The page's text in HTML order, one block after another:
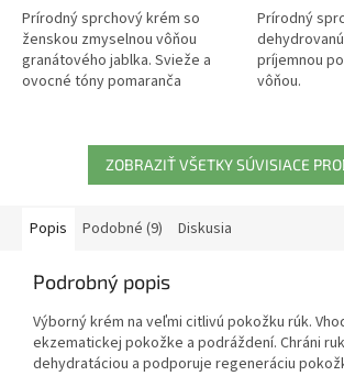
Prírodný sprchový krém so
ženskou zmyselnou vôňou
granátového jablka. Svieže a
ovocné tóny pomaranča
atmosféru...
Prírodný
príjemnou
vôňou.
ZOBRAZIŤ VŠETKY SÚVISIACE
Popis Podobné (9) Diskusia
Podrobný popis
Výborný krém na veľmi citlivú pokožku rúk.
ekzematickej pokožke a podráždení. Chráni
dehydratáciou a podporuje regeneráciu